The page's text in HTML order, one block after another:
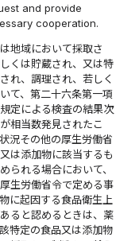
and provide
cooperation.
地域において採取さ
くは貯蔵され、又は特
れ、調理され、若しく
て、第二十六条第一項
定による検査の結果次
相当数発見されたこ
況その他の厚生労働省
は添加物に該当するも
られる場合において、
生労働省令で定める事
に起因する食品衛生上
ると認めるときは、薬
特定の食品又は添加物